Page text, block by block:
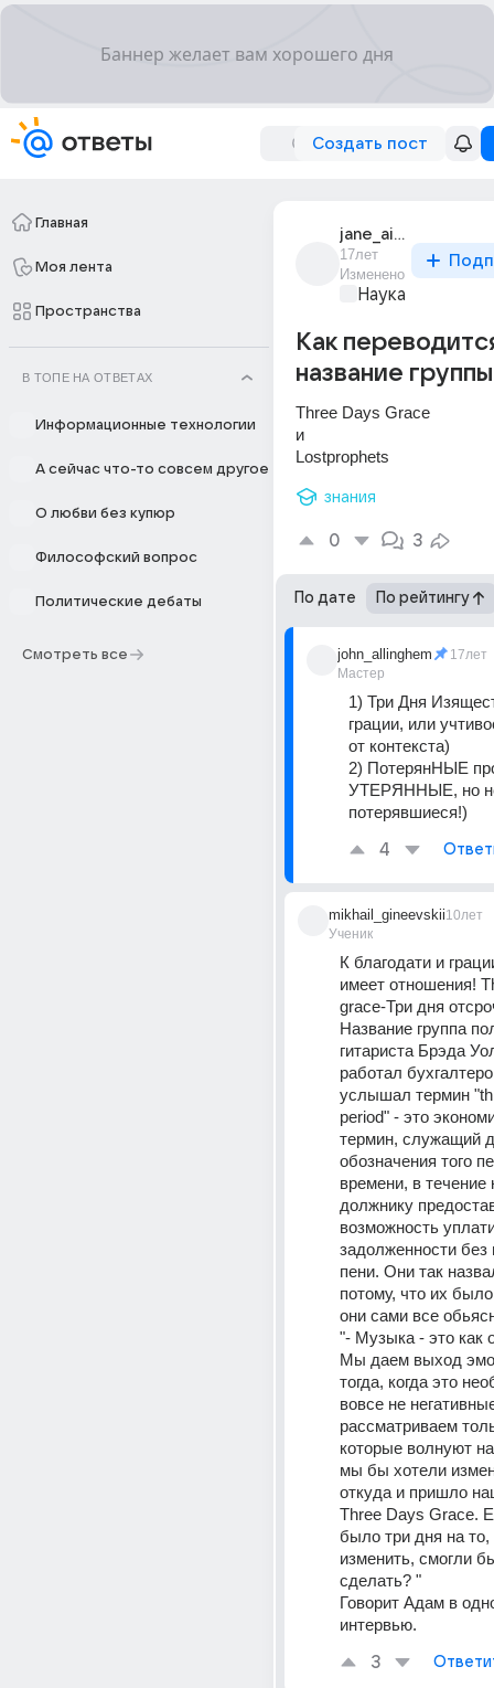
Создать пост
Главная
Моя лента
Пространства
В ТОПЕ НА ОТВЕТАХ
Информационные технологии
А сейчас что-то совсем другое
О любви без купюр
Философский вопрос
Политические дебаты
Смотреть все
jane_air_43
17лет
Изменено
Наука
Как
название группы
Three Days Grace
и
Lostprophets
знания
0 3
По дате По рейтингу
john_allinghem
Мастер
17лет
1) Три Дня
грации, или
от контекста)
2) ПотерянНЫЕ
УТЕРЯННЫЕ, но
потерявшиеся!)
4
mikhail_gineevskii
Ученик
10лет
К благодати и
имеет отношения!
grace-Три дня
Название группа
гитариста Брэда
работал
услышал термин
period" - это
термин, служащий
обозначения того
времени, в течение
должнику
возможность
задолженности без
пени. Они так
потому, что их
они сами все
"- Музыка - это как
Мы даем выход
тогда, когда это
вовсе не
рассматриваем
которые волнуют
мы бы хотели
откуда и пришло
Three Days Grace.
было три дня на то,
изменить, смогли
сделать? "
Говорит Адам в
интервью.
3